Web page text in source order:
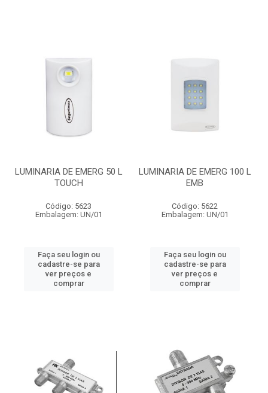
LUMINARIA DE EMERG 50 L
TOUCH
Código: 5623
Embalagem: UN/01
Faça seu login ou
cadastre-se para
ver preços e
comprar
LUMINARIA DE EMERG 100 L
EMB
Código: 5622
Embalagem: UN/01
Faça seu login ou
cadastre-se para
ver preços e
comprar